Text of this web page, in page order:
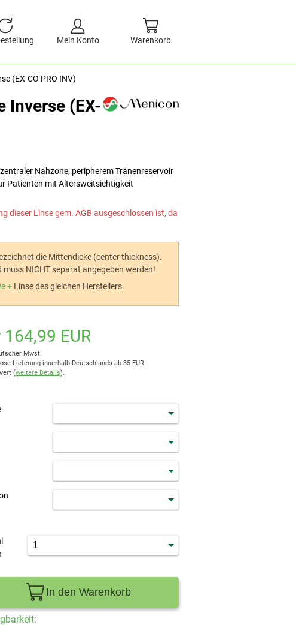
Mein Konto Warenkorb
(EX-CO PRO INV)
Inverse (EX-
Nahzone, peripherem Tränenreservoir
Patienten mit Altersweitsichtigkeit
dieser Linse gem. AGB ausgeschlossen ist, da
die Mittendicke (center thickness).
NICHT separat angegeben werden!
+ Linse des gleichen Herstellers.
164,99 EUR
Mwst.
Lieferung innerhalb Deutschlands ab 35 EUR
(weitere Details).
In den Warenkorb